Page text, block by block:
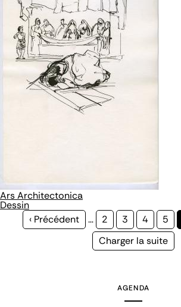
Ars Architectonica
Dessin
Page
‹ Précédent … Page
2 Page
3 Page
4 Page
5
Page
Charger la suite
AGENDA